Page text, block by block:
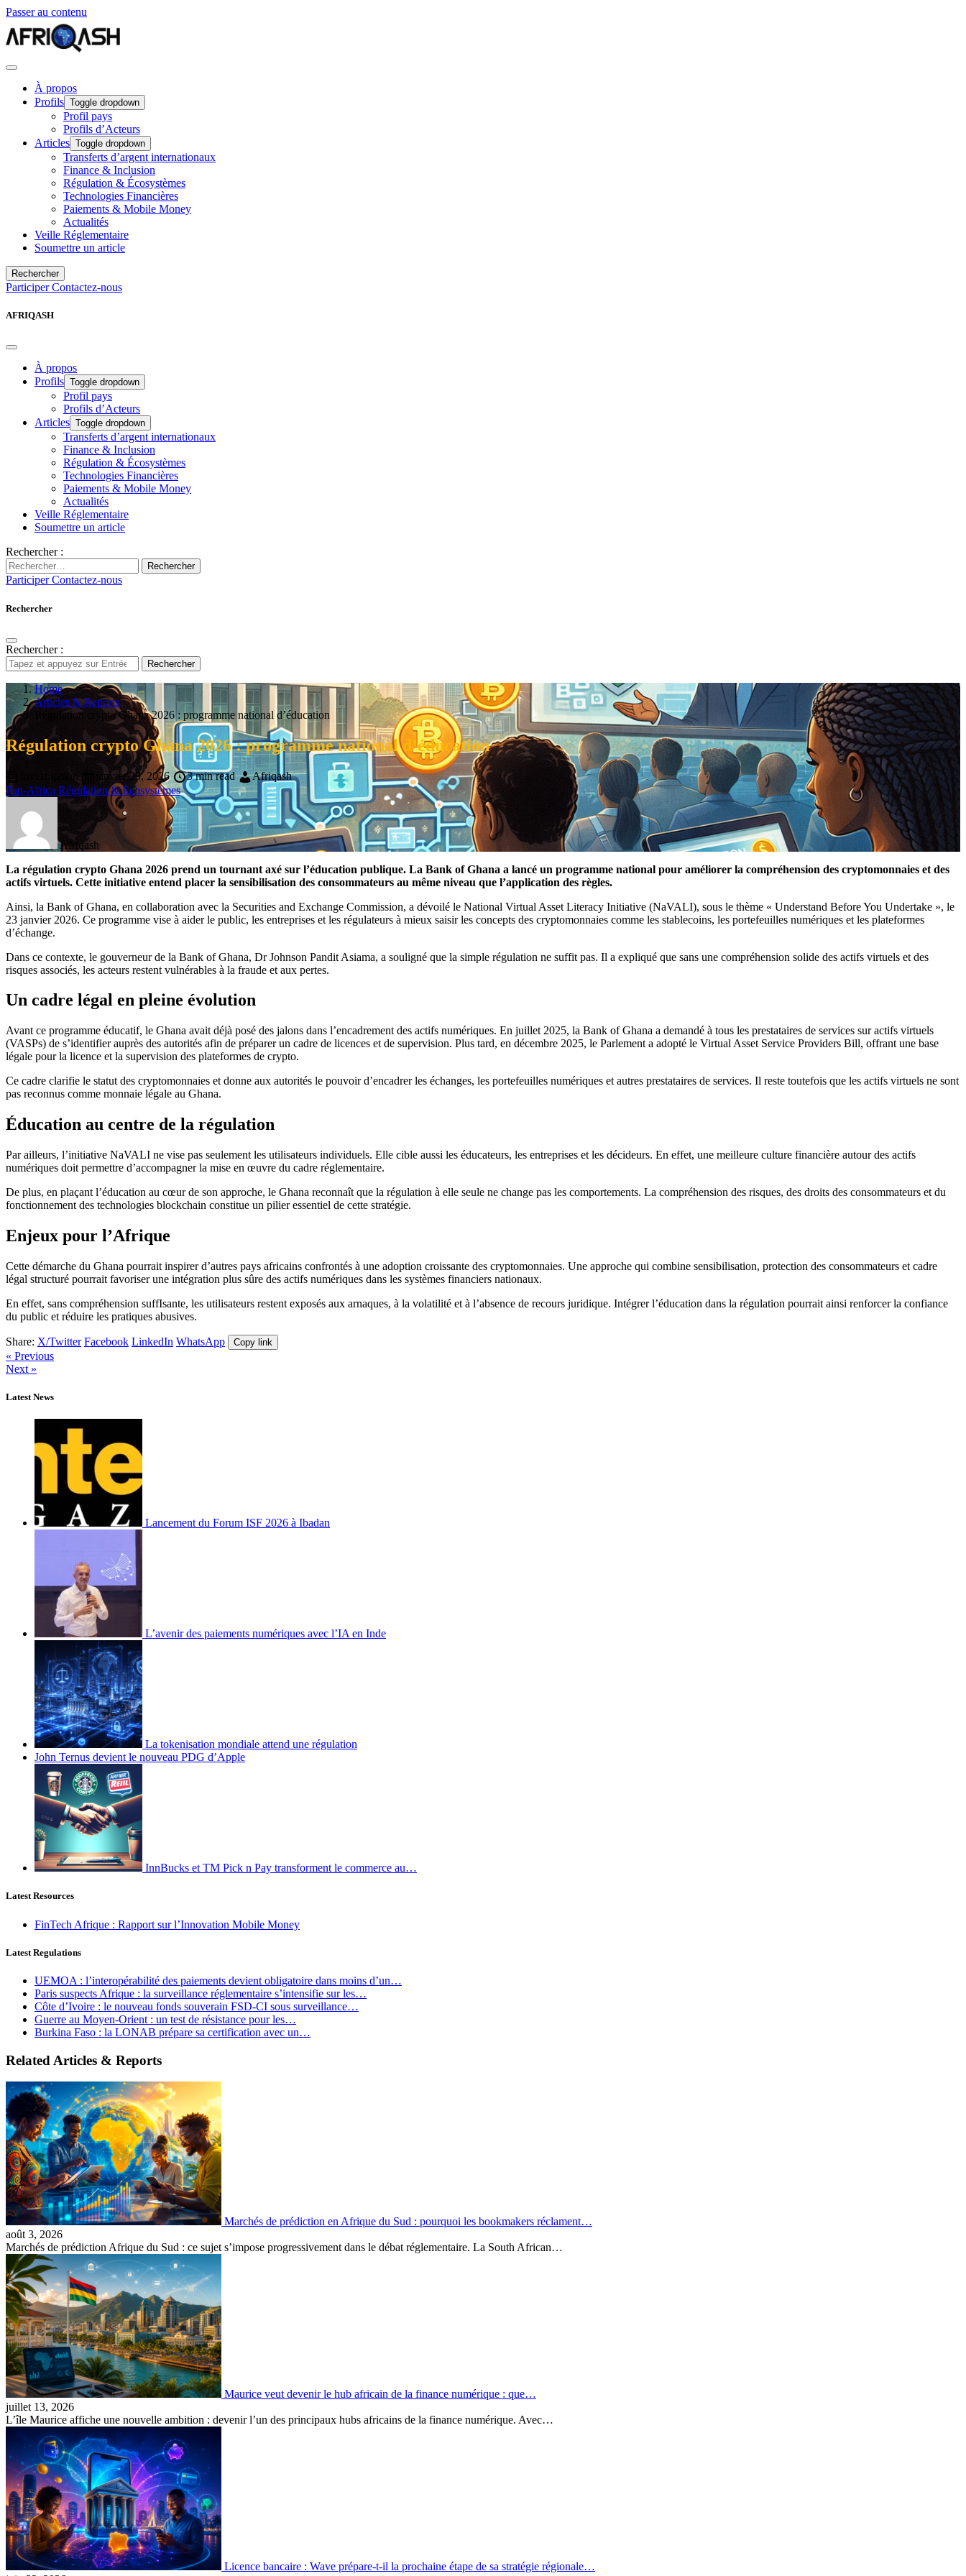
Passer au contenu
À propos
Profils Toggle dropdown
Profil pays
Profils d’Acteurs
Articles Toggle dropdown
Transferts d’argent internationaux
Finance & Inclusion
Régulation & Écosystèmes
Technologies Financières
Paiements & Mobile Money
Actualités
Veille Réglementaire
Soumettre un article
Rechercher
ParticiperContactez-nous
AFRIQASH
À propos
Profils Toggle dropdown
Profil pays
Profils d’Acteurs
Articles Toggle dropdown
Transferts d’argent internationaux
Finance & Inclusion
Régulation & Écosystèmes
Technologies Financières
Paiements & Mobile Money
Actualités
Veille Réglementaire
Soumettre un article
Rechercher :
Rechercher
ParticiperContactez-nous
Rechercher
Rechercher :
Rechercher
Home
Articles & Reports
Régulation crypto Ghana 2026 : programme national d’éducation
Régulation crypto Ghana 2026 : programme national d’éducation
Investigation janvier 29, 2026 3 min read
Afriqash
Pan-Africa Régulation & Écosystèmes
Afriqash
La régulation crypto Ghana 2026 prend un tournant axé sur l’éducation publique. La Bank of Ghana a lancé un programme national pour améliorer la compréhension des cryptomonnaies et des
actifs virtuels. Cette initiative entend placer la sensibilisation des consommateurs au même niveau que l’application des règles.
Ainsi, la Bank of Ghana, en collaboration avec la Securities and Exchange Commission, a dévoilé le National Virtual Asset Literacy Initiative (NaVALI), sous le thème « Understand Before You Undertake », le
23 janvier 2026. Ce programme vise à aider le public, les entreprises et les régulateurs à mieux saisir les concepts des cryptomonnaies comme les stablecoins, les portefeuilles numériques et les plateformes
d’échange.
Dans ce contexte, le gouverneur de la Bank of Ghana, Dr Johnson Pandit Asiama, a souligné que la simple régulation ne suffit pas. Il a expliqué que sans une compréhension solide des actifs virtuels et des
risques associés, les acteurs restent vulnérables à la fraude et aux pertes.
Un cadre légal en pleine évolution
Avant ce programme éducatif, le Ghana avait déjà posé des jalons dans l’encadrement des actifs numériques. En juillet 2025, la Bank of Ghana a demandé à tous les prestataires de services sur actifs virtuels
(VASPs) de s’identifier auprès des autorités afin de préparer un cadre de licences et de supervision. Plus tard, en décembre 2025, le Parlement a adopté le Virtual Asset Service Providers Bill, offrant une base
légale pour la licence et la supervision des plateformes de crypto.
Ce cadre clarifie le statut des cryptomonnaies et donne aux autorités le pouvoir d’encadrer les échanges, les portefeuilles numériques et autres prestataires de services. Il reste toutefois que les actifs virtuels ne sont
pas reconnus comme monnaie légale au Ghana.
Éducation au centre de la régulation
Par ailleurs, l’initiative NaVALI ne vise pas seulement les utilisateurs individuels. Elle cible aussi les éducateurs, les entreprises et les décideurs. En effet, une meilleure culture financière autour des actifs
numériques doit permettre d’accompagner la mise en œuvre du cadre réglementaire.
De plus, en plaçant l’éducation au cœur de son approche, le Ghana reconnaît que la régulation à elle seule ne change pas les comportements. La compréhension des risques, des droits des consommateurs et du
fonctionnement des technologies blockchain constitue un pilier essentiel de cette stratégie.
Enjeux pour l’Afrique
Cette démarche du Ghana pourrait inspirer d’autres pays africains confrontés à une adoption croissante des cryptomonnaies. Une approche qui combine sensibilisation, protection des consommateurs et cadre
légal structuré pourrait favoriser une intégration plus sûre des actifs numériques dans les systèmes financiers nationaux.
En effet, sans compréhension suffIsante, les utilisateurs restent exposés aux arnaques, à la volatilité et à l’absence de recours juridique. Intégrer l’éducation dans la régulation pourrait ainsi renforcer la confiance
du public et réduire les pratiques abusives.
Share: X/Twitter Facebook LinkedIn WhatsApp Copy link
« Previous
Next »
Latest News
Lancement du Forum ISF 2026 à Ibadan
L’avenir des paiements numériques avec l’IA en Inde
La tokenisation mondiale attend une régulation
John Ternus devient le nouveau PDG d’Apple
InnBucks et TM Pick n Pay transforment le commerce au…
Latest Resources
FinTech Afrique : Rapport sur l’Innovation Mobile Money
Latest Regulations
UEMOA : l’interopérabilité des paiements devient obligatoire dans moins d’un…
Paris suspects Afrique : la surveillance réglementaire s’intensifie sur les…
Côte d’Ivoire : le nouveau fonds souverain FSD-CI sous surveillance…
Guerre au Moyen-Orient : un test de résistance pour les…
Burkina Faso : la LONAB prépare sa certification avec un…
Related Articles & Reports
Marchés de prédiction en Afrique du Sud : pourquoi les bookmakers réclament…
août 3, 2026
Marchés de prédiction Afrique du Sud : ce sujet s’impose progressivement dans le débat réglementaire. La South African…
Maurice veut devenir le hub africain de la finance numérique : que…
juillet 13, 2026
L’île Maurice affiche une nouvelle ambition : devenir l’un des principaux hubs africains de la finance numérique. Avec…
Licence bancaire : Wave prépare-t-il la prochaine étape de sa stratégie régionale…